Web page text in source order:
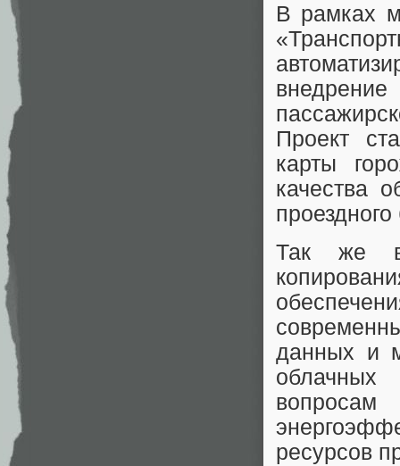
В рамках
Проект
карты
качества
Так же
данных и
облачных
ресурсов